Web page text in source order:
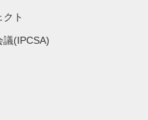
ト
議(IPCSA)